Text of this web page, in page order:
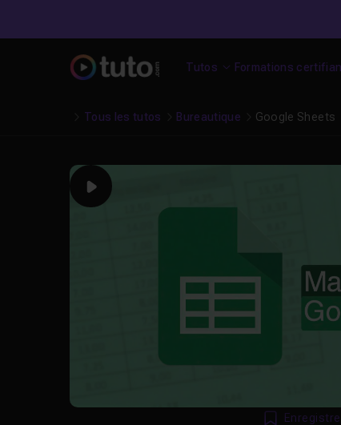
Tutos Formations
Tous les tutos Bureautique Google Sheets
Play